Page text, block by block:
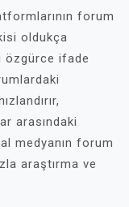
forum
oldukça
özgürce ifade
arasındaki
medyanın forum
araştırma ve